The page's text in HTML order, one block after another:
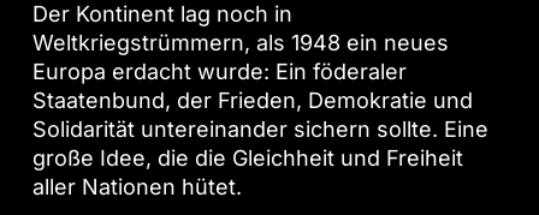
Der Kontinent lag noch in
Weltkriegstrümmern, als 1948 ein neues
Europa erdacht wurde: Ein föderaler
Staatenbund, der Frieden, Demokratie und
Solidarität untereinander sichern sollte. Eine
große Idee, die die Gleichheit und Freiheit
aller Nationen hütet.